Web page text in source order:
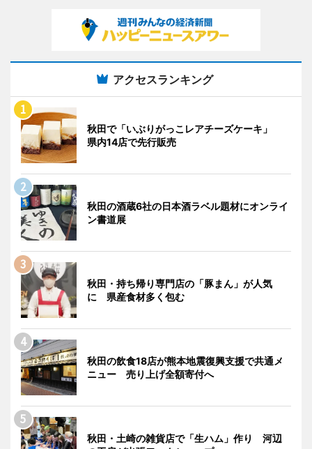
アクセスランキング
秋田で「いぶりがっこレアチーズケーキ」
県内14店で先行販売
秋田の酒蔵6社の日本酒ラベル題材にオンライ
ン書道展
秋田・持ち帰り専門店の「豚まん」が人気
に 県産食材多く包む
秋田の飲食18店が熊本地震復興支援で共通メ
ニュー 売り上げ全額寄付へ
秋田・土崎の雑貨店で「生ハム」作り 河辺